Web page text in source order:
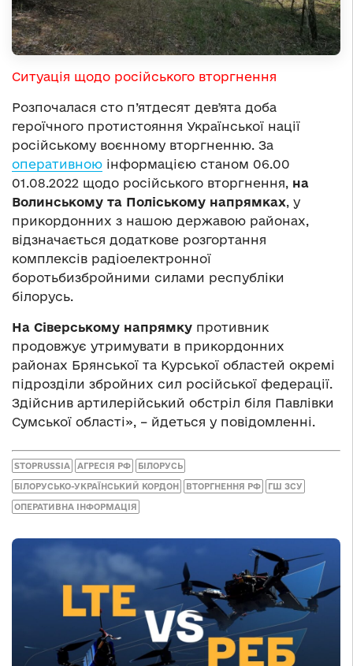
Ситуація щодо російського вторгнення
Розпочалася сто п’ятдесят девʼята доба
героїчного протистояння Української нації
російському воєнному вторгненню. За
оперативною інформацією станом 06.00
01.08.2022 щодо російського вторгнення, на
Волинському та Поліському напрямках, у
прикордонних з нашою державою районах,
відзначається додаткове розгортання
комплексів радіоелектронної
боротьбизбройними силами республіки
білорусь.
На Сіверському напрямку противник
продовжує утримувати в прикордонних
районах Брянської та Курської областей окремі
підрозділи збройних сил російської федерації.
Здійснив артилерійський обстріл біля Павлівки
Сумської області», – йдеться у повідомленні.
STOPRUSSIA АГРЕСІЯ РФ БІЛОРУСЬ
БІЛОРУСЬКО-УКРАЇНСЬКИЙ КОРДОН ВТОРГНЕННЯ РФ ГШ ЗСУ
ОПЕРАТИВНА ІНФОРМАЦІЯ